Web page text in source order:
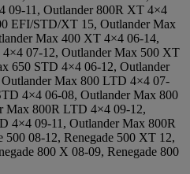
09-11, Outlander 800R XT 4×4
EFI/STD/XT 15, Outlander Max
Max 400 XT 4×4 06-14,
07-12, Outlander Max 500 XT
650 STD 4×4 06-12, Outlander
Max 800 LTD 4×4 07-
4×4 06-08, Outlander Max 800
Max 800R LTD 4×4 09-12,
4×4 09-11, Outlander Max 800R
500 08-12, Renegade 500 XT 12,
800 X 08-09, Renegade 800